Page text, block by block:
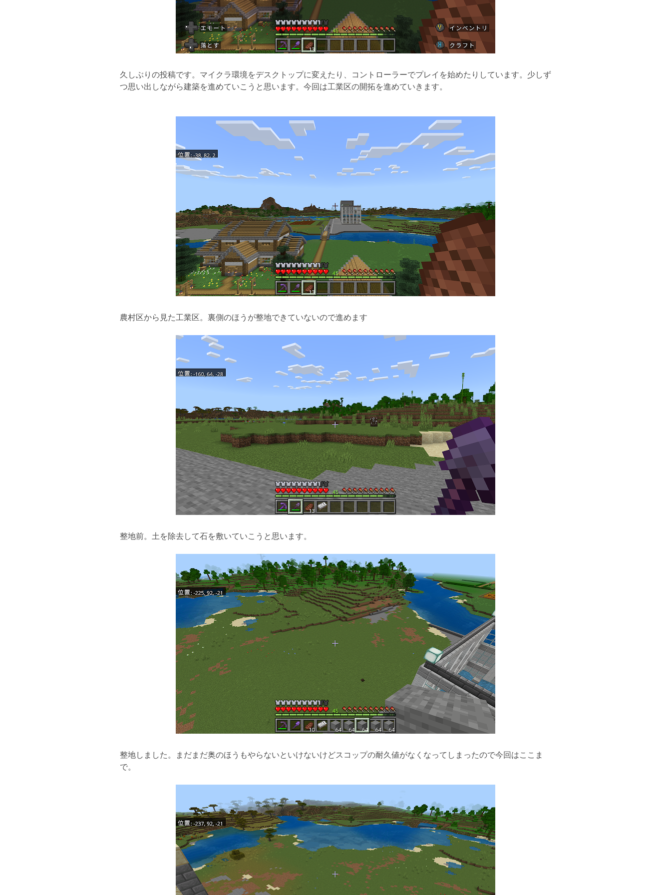
久しぶりの投稿です。マイクラ環境をデスクトップに変えたり、コントローラーでプレイを始めたりしています。少しず
つ思い出しながら建築を進めていこうと思います。今回は工業区の開拓を進めていきます。
農村区から見た工業区。裏側のほうが整地できていないので進めます
整地前。土を除去して石を敷いていこうと思います。
整地しました。まだまだ奥のほうもやらないといけないけどスコップの耐久値がなくなってしまったので今回はここま
で。